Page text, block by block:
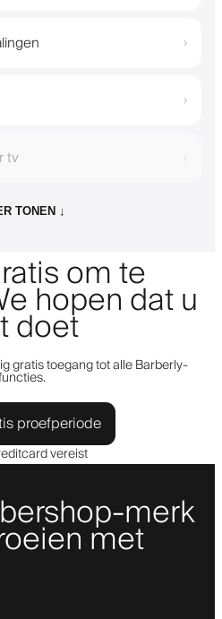
›
›
tv ›
TONEN ↓
om te
hopen dat u
doet
gratis toegang tot alle Barberly-
proefperiode
vereist
merk
met